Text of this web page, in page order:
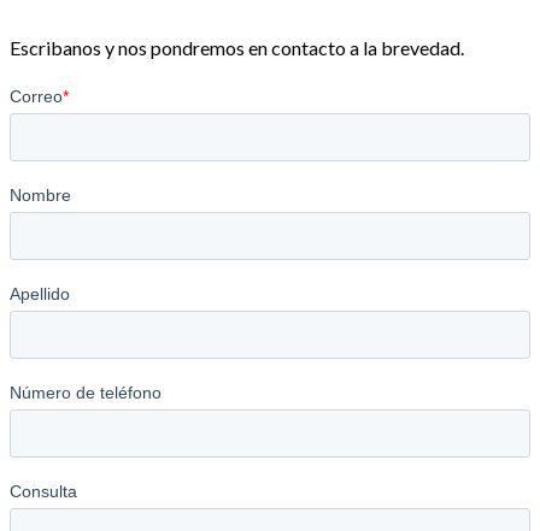
Escribanos y nos pondremos en contacto a la brevedad.